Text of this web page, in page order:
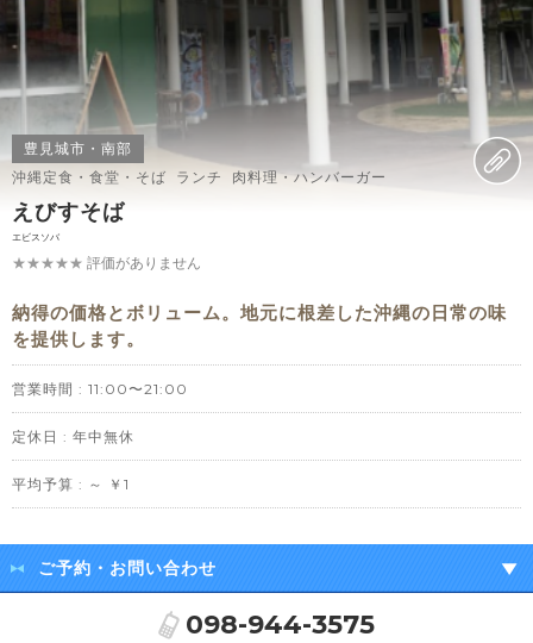
豊見城市・南部
沖縄定食・食堂・そば ランチ 肉料理・ハンバーガー
えびすそば
エビスソバ
★★★★★ 評価がありません
納得の価格とボリューム。地元に根差した沖縄の日常の味
を提供します。
営業時間 : 11:00〜21:00
定休日 : 年中無休
平均予算 : ～ ￥1
ご予約・お問い合わせ
098-944-3575